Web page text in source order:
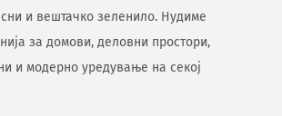
и вештачко зеленило. Нудиме
за домови, деловни простори,
и модерно уредување на секој